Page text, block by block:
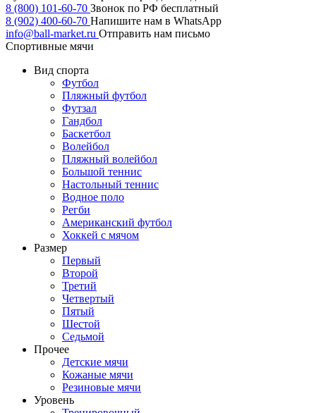
8 (800) 101-60-70 Звонок по РФ бесплатный
8 (902) 400-60-70 Напишите нам в WhatsApp
info@ball-market.ru Отправить нам письмо
Спортивные мячи
Вид спорта
Футбол
Пляжный футбол
Футзал
Гандбол
Баскетбол
Волейбол
Пляжный волейбол
Большой теннис
Настольный теннис
Водное поло
Регби
Американский футбол
Хоккей с мячом
Размер
Первый
Второй
Третий
Четвертый
Пятый
Шестой
Седьмой
Прочее
Детские мячи
Кожаные мячи
Резиновые мячи
Уровень